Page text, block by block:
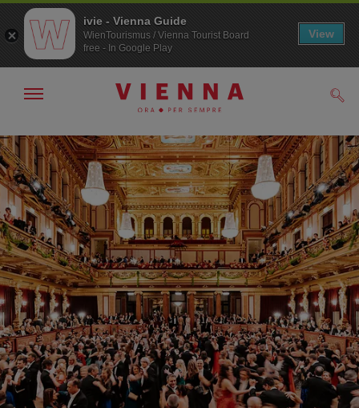
Alla
navigazione
Al
contenuto
Mostra/nascondi
ivie - Vienna Guide
WienTourismus / Vienna Tourist Board
free - In Google Play
View